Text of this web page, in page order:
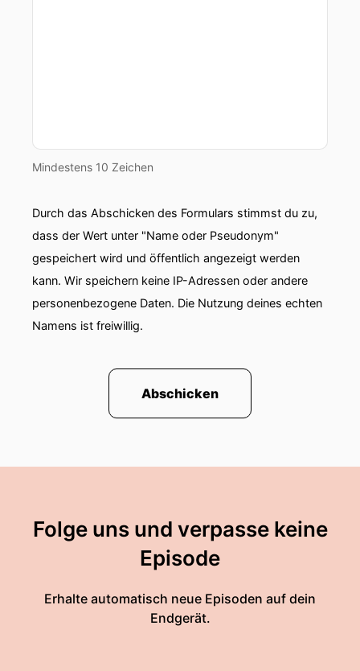
Mindestens 10 Zeichen
Durch das Abschicken des Formulars stimmst du zu,
dass der Wert unter "Name oder Pseudonym"
gespeichert wird und öffentlich angezeigt werden
kann. Wir speichern keine IP-Adressen oder andere
personenbezogene Daten. Die Nutzung deines echten
Namens ist freiwillig.
Abschicken
Folge uns und verpasse keine
Episode
Erhalte automatisch neue Episoden auf dein
Endgerät.